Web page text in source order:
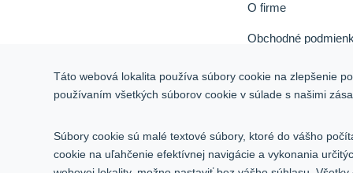
O firme
Obchodné
Odstúpiť od zmluvy
Kontakt
Táto webová lokalita používa súbory cookie na zlepšenie
používaním všetkých súborov cookie v súlade s našimi
Súbory cookie sú malé textové súbory, ktoré do vášho
cookie na uľahčenie efektívnej navigácie a vykonania